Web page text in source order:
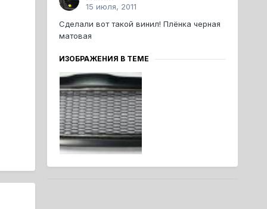
15 июля, 2011
Сделали вот такой винил! Плёнка черная
матовая
ИЗОБРАЖЕНИЯ В ТЕМЕ